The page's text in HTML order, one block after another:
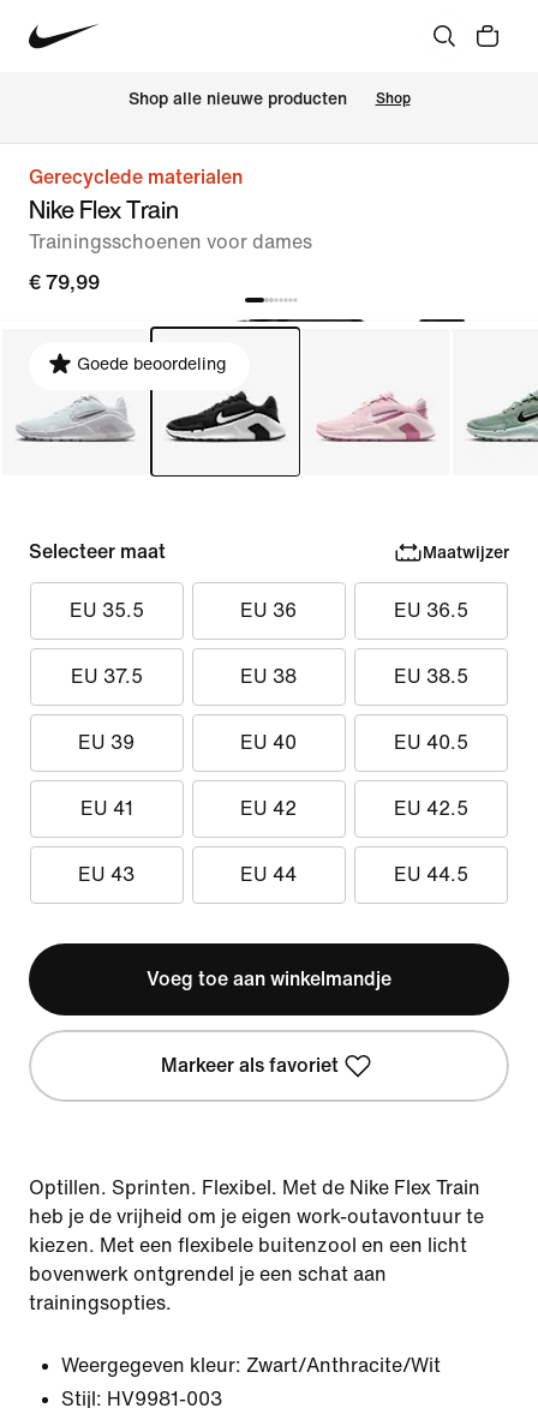
Shop alle nieuwe producten Shop
Gerecyclede materialen
Nike Flex Train
Trainingsschoenen voor dames
€ 79,99
Goede beoordeling
Selecteer maat Maatwijzer
EU 35.5 EU 36 EU 36.5
EU 37.5 EU 38 EU 38.5
EU 39 EU 40 EU 40.5
EU 41 EU 42 EU 42.5
EU 43 EU 44 EU 44.5
Voeg toe aan winkelmandje
Markeer als favoriet
Optillen. Sprinten. Flexibel. Met de Nike Flex Train
heb je de vrijheid om je eigen work-outavontuur te
kiezen. Met een flexibele buitenzool en een licht
bovenwerk ontgrendel je een schat aan
trainingsopties.
Weergegeven kleur: Zwart/Anthracite/Wit
Stijl: HV9981-003